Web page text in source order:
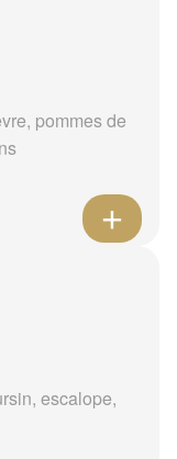
pommes de
escalope,